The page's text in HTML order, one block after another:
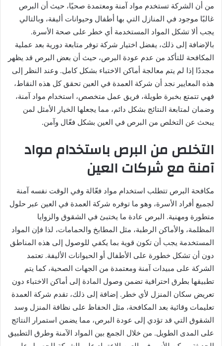
من أن الشركة تستخدم مواد آمنة ومعتمدة صحيًا، حيث أن البرص
غالبًا موجود في المنازل التي بها أطفال وحيوانات أليفة، وبالتالي
يجب ألا تشكل المواد المستخدمة أي خطر على صحة الأسرة.
بالإضافة إلى ذلك، يفضل اختيار شركة توفر متابعة دورية بعد عملية
المكافحة للتأكد من عدم عودة البرص، حيث أن بعض البرص قد يظهر
مجددًا إذا لم يتم معالجة أماكن الاختباء بشكل كامل. وعند النظر إلى
هذه المعايير نجد أن شركة العمدة في العين تحقق كل هذه النقاط،
فهي تتمتع بخبرة طويلة، فريق عمل متخصص، استخدام مواد آمنة،
وضمان لمتابعة النتائج بشكل دائم، مما يجعلها الخيار الأمثل لمن
يبحث عن التخلص من البرص في العين بشكل فعّال وآمن.
التخلص من البرص باستخدام مواد
آمنة مع شركات العين
مكافحة البرص تتطلب استخدام مواد فعّالة وفي الوقت نفسه آمنة
لجميع أفراد الأسرة، وهو ما توفره شركة العمدة في العين عبر حلول
متطورة ومهنية. البرص عادة ما يختبئ في الشقوق والزوايا
المظلمة، والأماكن الرطبة، مثل المطابخ والحمامات، لذا فإن المواد
المستخدمة يجب أن تكون قوية بما يكفي للوصول إلى هذه المناطق
دون أن تشكل خطورة على الأطفال أو الحيوانات الأليفة. تعتمد
الشركة على مبيدات آمنة ومعتمدة من الجهات الصحية، كما يتم
تطبيقها بطرق احترافية تضمن وصول المادة إلى أماكن الاختباء دون
تعريض سكان المنزل لأي خطر. إضافة إلى ذلك، تقدم شركة العمدة
تعليمات وقائية بعد المكافحة، مثل الحفاظ على نظافة المنزل وسد
الشقوق التي قد تؤدي إلى عودة البرص، مما يضمن استمرار النتائج
على المدى الطويل. من خلال الجمع بين المواد الآمنة وطرق التطبيق